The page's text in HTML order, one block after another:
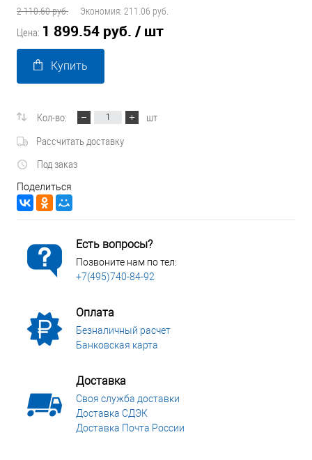
2 110.60 руб. Экономия: 211.06 руб.
Цена: 1 899.54 руб. / шт
Купить
Кол-во:
шт
Рассчитать доставку
Под заказ
Поделиться
Есть вопросы?
Позвоните нам по тел:
+7(495)740-84-92
Оплата
Безналичный расчет
Банковская карта
Доставка
Своя служба доставки
Доставка СДЭК
Доставка Почта России